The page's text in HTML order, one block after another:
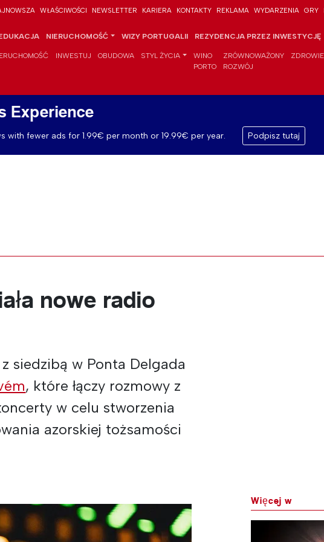
WŁAŚCIWOŚCI NEWSLETTER KARIERA KONTAKTY REKLAMA WYDARZENIA GRY
NIERUCHOMOŚĆ WIZY PORTUGALII REZYDENCJA PRZEZ INWESTYCJĘ
INWESTUJ OBUDOWA STYL ŻYCIA
WINO
PORTO
ZRÓWNOWAŻONY
ROZWÓJ
ZDROWIE
Experience
with fewer ads for 1.99€ per month or 19.99€ per year. Podpisz tutaj
nowe radio
z siedzibą w Ponta Delgada
, które łączy rozmowy z
w celu stworzenia
azorskiej tożsamości
Więcej w